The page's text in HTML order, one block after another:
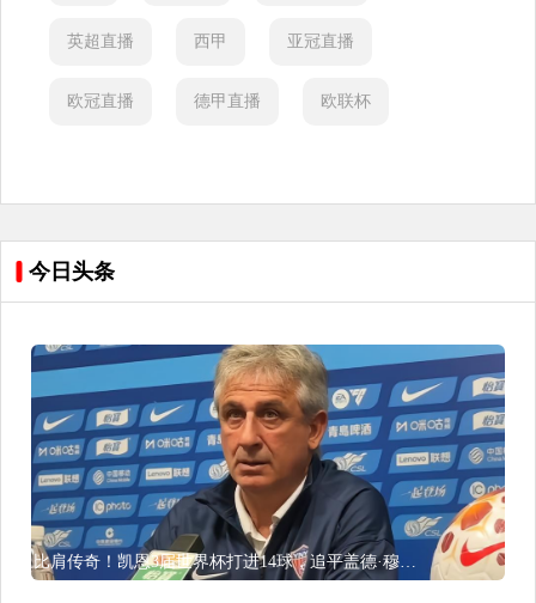
英超直播 西甲 亚冠直播
欧冠直播 德甲直播 欧联杯
今日头条
比肩传奇！凯恩3届世界杯打进14球，追平盖德·穆勒并排前史第5